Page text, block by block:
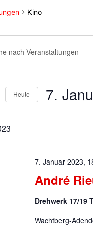
Kino
Heute 7.
André
7. Januar 2023,
Drehwerk 17/19
Wachtberg-